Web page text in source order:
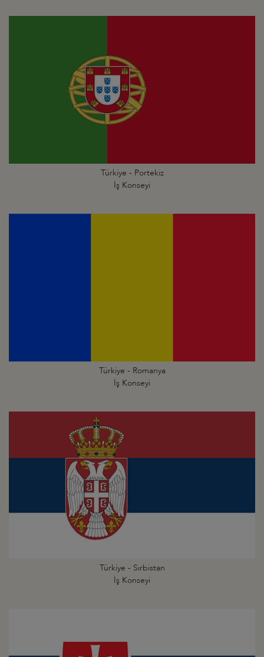
Türkiye - Portekiz
İş Konseyi
Türkiye - Romanya
İş Konseyi
Türkiye - Sırbistan
İş Konseyi